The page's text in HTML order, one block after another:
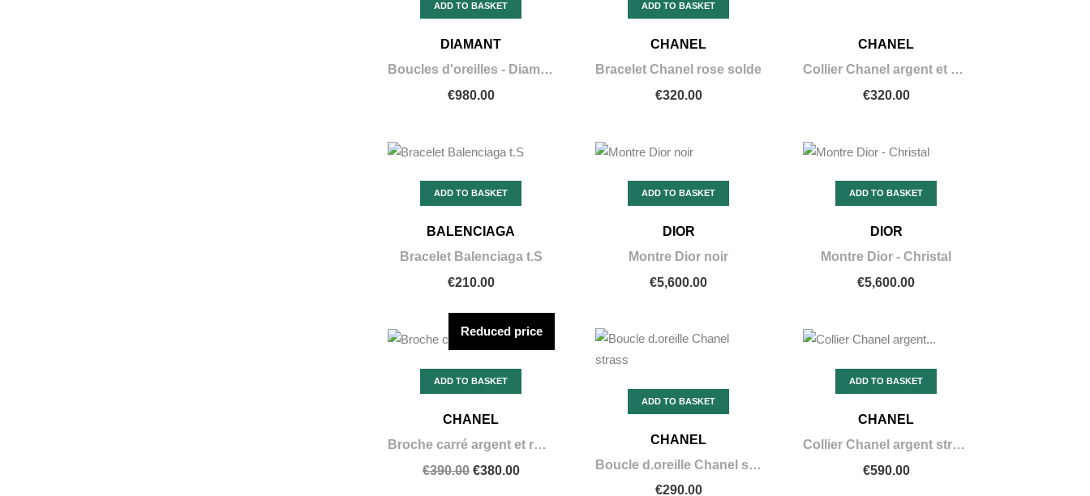
ADD TO BASKET
DIAMANT
Boucles d'oreilles - Diamants
€980.00
ADD TO BASKET
CHANEL
Bracelet Chanel rose solde
€320.00
CHANEL
Collier Chanel argent et noir
€320.00
ADD TO BASKET
BALENCIAGA
Bracelet Balenciaga t.S
€210.00
ADD TO BASKET
DIOR
Montre Dior noir
€5,600.00
ADD TO BASKET
DIOR
Montre Dior - Christal
€5,600.00
Reduced price
ADD TO BASKET
CHANEL
Broche carré argent et rouge
€390.00 €380.00
ADD TO BASKET
CHANEL
Boucle d.oreille Chanel strass
€290.00
ADD TO BASKET
CHANEL
Collier Chanel argent strass et perle
€590.00